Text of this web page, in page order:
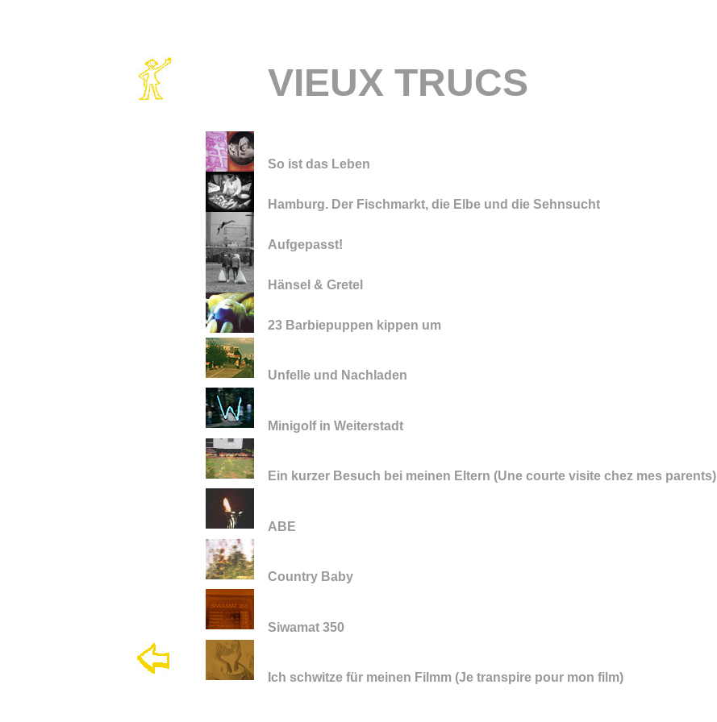
VIEUX TRUCS
So ist das Leben
Hamburg. Der Fischmarkt, die Elbe und die Sehnsucht
Aufgepasst!
Hänsel & Gretel
23 Barbiepuppen kippen um
Unfelle und Nachladen
Minigolf in Weiterstadt
Ein kurzer Besuch bei meinen Eltern (Une courte visite chez mes parents)
ABE
Country Baby
Siwamat 350
Ich schwitze für meinen Filmm (Je transpire pour mon film)